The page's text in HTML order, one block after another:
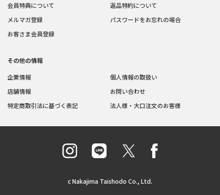
会員特典について
メルマガ登録
お客さま会員登録
返品特約について
パスワードをお忘れの場合
その他の情報
企業情報
店舗情報
特定商取引法に基づく表記
個人情報の取扱い
お問い合わせ
法人様・大口注文のお客様
c Nakajima Taishodo Co., Ltd.